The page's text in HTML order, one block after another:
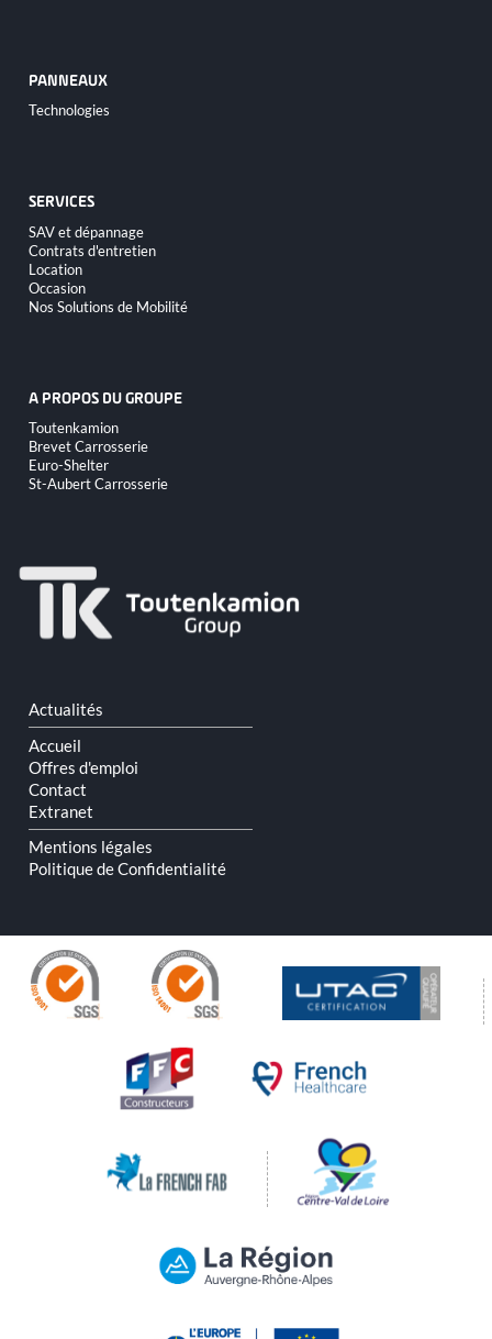
PANNEAUX
Aller
au
Technologies
SERVICES
Aller
au
contenu
SAV et dépannage
Contrats d'entretien
Location
Occasion
Nos Solutions de Mobilité
A PROPOS DU GROUPE
Aller
au
contenu
Toutenkamion
Brevet Carrosserie
Euro-Shelter
St-Aubert Carrosserie
Aller
au
contenu
Actualités
Accueil
Offres d'emploi
Contact
Extranet
Mentions légales
Politique de Confidentialité